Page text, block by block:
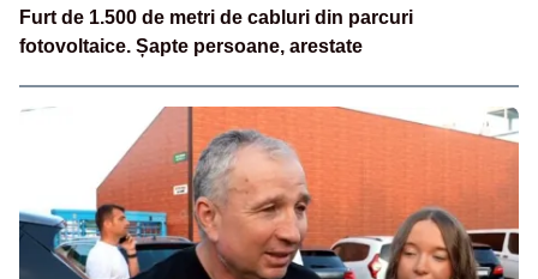
Furt de 1.500 de metri de cabluri din parcuri
fotovoltaice. Șapte persoane, arestate